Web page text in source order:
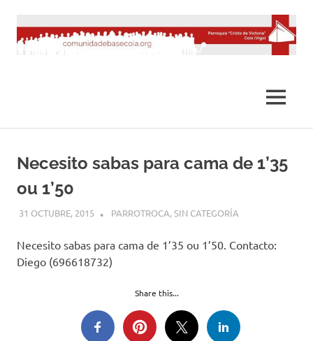
contenido
MENÚ
Necesito sabas para cama de 1’35
ou 1’50
31 OCTUBRE, 2015 DESARROLLO
PARROTROCA,SIN CATEGORÍA
Necesito sabas para cama de 1’35 ou 1’50. Contacto:
Diego (696618732)
Share this...